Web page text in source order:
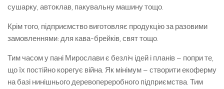
сушарку, автоклав, пакувальну машину тощо.
Крім того, підприємство виготовляє продукцію за разовими
замовленнями: для кава-брейків, свят тощо.
Тим часом у пані Мирослави є безліч ідей і планів – попри те,
що їх постійно корегує війна. Як мінімум – створити екоферму
на базі нинішнього деревопереробного підприємства. Тим